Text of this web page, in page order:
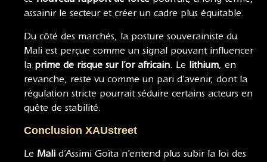
assainir le secteur et créer un cadre plus équitable.
Du côté des marchés, la posture souverainiste du
Mali est perçue comme un signal pouvant influencer
la prime de risque sur l’or africain . Le lithium , en
revanche, reste vu comme un pari d’avenir, dont la
régulation stricte pourrait séduire certains acteurs en
quête de stabilité.
Conclusion XAUstreet
Le Mali d’Assimi Goïta n’entend plus subir la loi des